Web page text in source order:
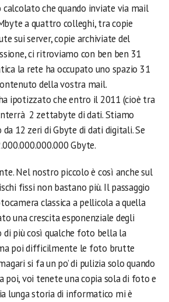
che quando inviate via mail
a quattro colleghi, tra copie
sui server, copie archiviate del
ci ritroviamo con ben ben 31
la rete ha occupato uno spazio 31
della vostra mail.
ipotizzato che entro il 2011 (cioè tra
2 zettabyte di dati. Stiamo
12 zeri di Gbyte di dati digitali. Se
Gbyte.
Nel nostro piccolo è così anche sul
fissi non bastano più. Il passaggio
classica a pellicola a quella
una crescita esponenziale degli
di più così qualche foto bella la
poi difficilmente le foto brutte
si fa un po’ di pulizia solo quando
poi, voi tenete una copia sola di foto e
lunga storia di informatico mi è